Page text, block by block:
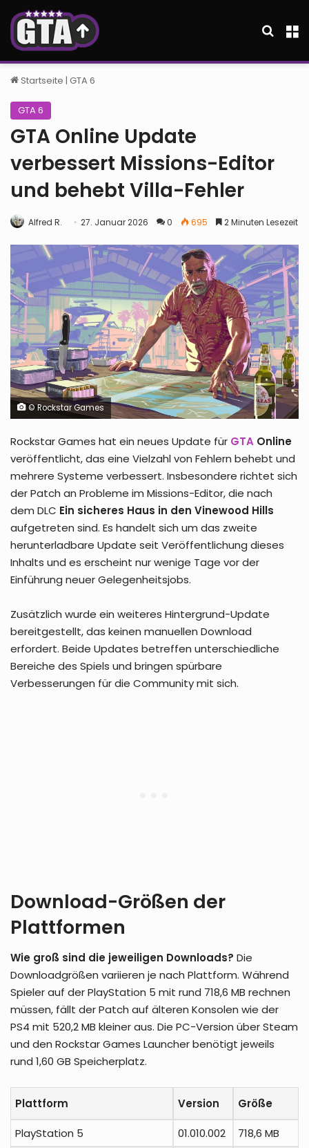
Startseite | GTA 6
GTA 6
GTA Online Update
verbessert Missions-Editor
und behebt Villa-Fehler
Alfred R. 27. Januar 2026 0 695 2 Minuten Lesezeit
© Rockstar Games
Rockstar Games hat ein neues Update für GTA Online
veröffentlicht, das eine Vielzahl von Fehlern behebt und
mehrere Systeme verbessert. Insbesondere richtet sich
der Patch an Probleme im Missions-Editor, die nach
dem DLC Ein sicheres Haus in den Vinewood Hills
aufgetreten sind. Es handelt sich um das zweite
herunterladbare Update seit Veröffentlichung dieses
Inhalts und es erscheint nur wenige Tage vor der
Einführung neuer Gelegenheitsjobs.
Zusätzlich wurde ein weiteres Hintergrund-Update
bereitgestellt, das keinen manuellen Download
erfordert. Beide Updates betreffen unterschiedliche
Bereiche des Spiels und bringen spürbare
Verbesserungen für die Community mit sich.
Download-Größen der
Plattformen
Wie groß sind die jeweiligen Downloads? Die
Downloadgrößen variieren je nach Plattform. Während
Spieler auf der PlayStation 5 mit rund 718,6 MB rechnen
müssen, fällt der Patch auf älteren Konsolen wie der
PS4 mit 520,2 MB kleiner aus. Die PC-Version über Steam
und den Rockstar Games Launcher benötigt jeweils
rund 1,60 GB Speicherplatz.
Plattform Version Größe
PlayStation 5 01.010.002
718,6 MB